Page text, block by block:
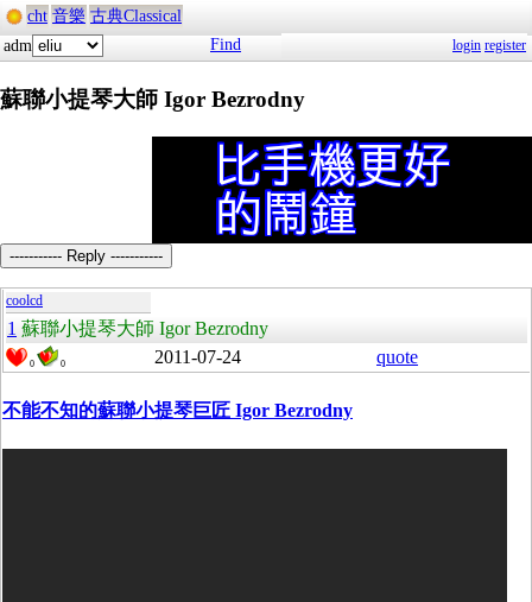
cht 音樂 古典Classical
adm
Find login register
蘇聯小提琴大師 Igor Bezrodny
----------- Reply -----------
coolcd
1 蘇聯小提琴大師 Igor Bezrodny
0 0 2011-07-24 quote
不能不知的蘇聯小提琴巨匠 Igor Bezrodny